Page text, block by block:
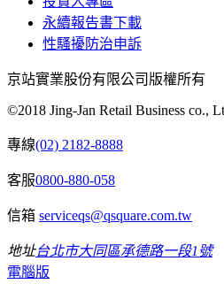
永續報告書下載
性騷擾防治申訴
京站實業股份有限公司版權所有
©2018 Jing-Jan Retail Business co.,
專線(02) 2182-8888
客服0800-880-058
信箱 serviceqs@qsquare.com.tw
地址台北市大同區承德路一段1號
電腦版